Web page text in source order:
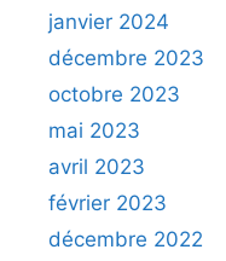
janvier 2024
décembre 2023
octobre 2023
mai 2023
avril 2023
février 2023
décembre 2022